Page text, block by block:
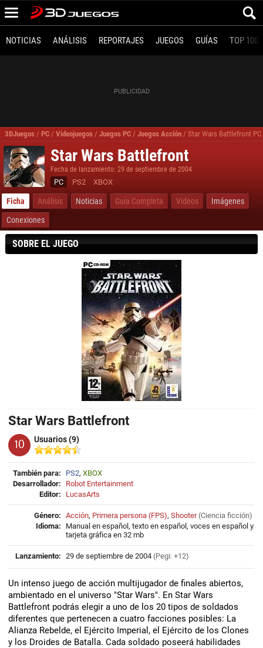
NOTICIAS ANÁLISIS REPORTAJES JUEGOS GUÍAS TOP 100
3DJuegos / PC / Videojuegos / Juegos PC / Juegos Acción / Star Wars Battlefront PC
Star Wars Battlefront
Fecha de lanzamiento: 29 de septiembre de 2004
PC PS2 XBOX
Ficha Análisis Noticias Guía Completa Videos
Imágenes
Conexiones
SOBRE EL JUEGO
Star Wars Battlefront
10 Usuarios (9)
También para: PS2, XBOX
Desarrollador:
Robot Entertainment
Editor:
LucasArts
Género: Acción, Primera persona (FPS), Shooter (Ciencia ficción)
Idioma:
Manual en español, texto en español, voces en español y
tarjeta gráfica en 32 mb
Lanzamiento: 29 de septiembre de 2004 (Pegi: +12)
Un intenso juego de acción multijugador de finales abiertos,
ambientado en el universo "Star Wars". En Star Wars
Battlefront podrás elegir a uno de los 20 tipos de soldados
diferentes que pertenecen a cuatro facciones posibles: La
Alianza Rebelde, el Ejército Imperial, el Ejército de los Clones
y los Droides de Batalla. Cada soldado poseerá habilidades